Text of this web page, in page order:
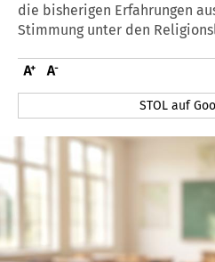
die bisherigen Erfahrungen
Stimmung unter den
STOL auf